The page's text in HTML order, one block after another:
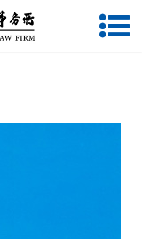
网站首页